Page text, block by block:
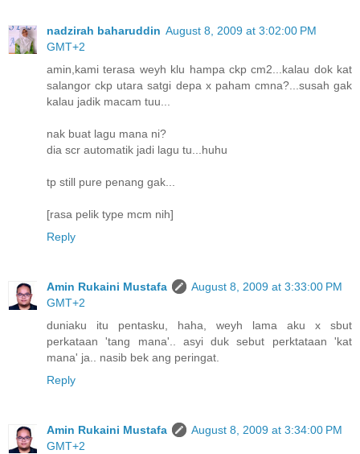
nadzirah baharuddin August 8, 2009 at 3:02:00 PM
GMT+2
amin,kami terasa weyh klu hampa ckp cm2...kalau dok kat
salangor ckp utara satgi depa x paham cmna?...susah gak
kalau jadik macam tuu...
nak buat lagu mana ni?
dia scr automatik jadi lagu tu...huhu
tp still pure penang gak...
[rasa pelik type mcm nih]
Reply
Amin Rukaini Mustafa
August 8, 2009 at 3:33:00 PM
GMT+2
duniaku itu pentasku, haha, weyh lama aku x sbut
perkataan 'tang mana'.. asyi duk sebut perktataan 'kat
mana' ja.. nasib bek ang peringat.
Reply
Amin Rukaini Mustafa
August 8, 2009 at 3:34:00 PM
GMT+2